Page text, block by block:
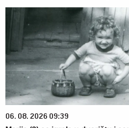
06. 08. 2026 09:39